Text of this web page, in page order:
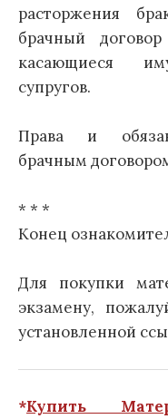
расторжения
брачный
касающиеся
супругов.
Права и
брачным
* * *
Конец
Для покупки
экзамену,
установленной
*Купить